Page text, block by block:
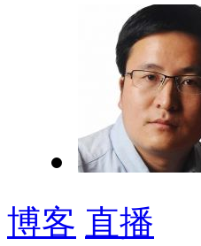
博客 直播